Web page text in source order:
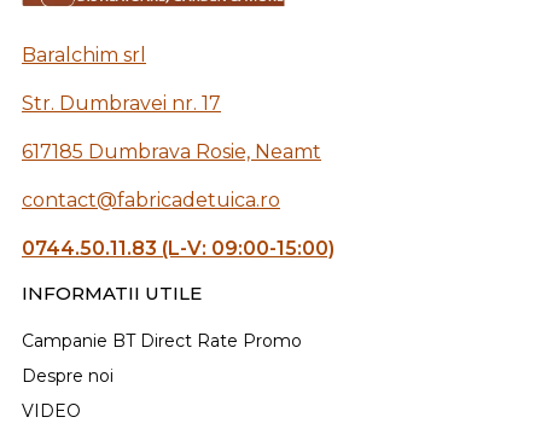
Baralchim srl
Str. Dumbravei nr. 17
617185 Dumbrava Rosie, Neamt
contact@fabricadetuica.ro
0744.50.11.83 (L-V: 09:00-15:00)
INFORMATII UTILE
Campanie BT Direct Rate Promo
Despre noi
VIDEO